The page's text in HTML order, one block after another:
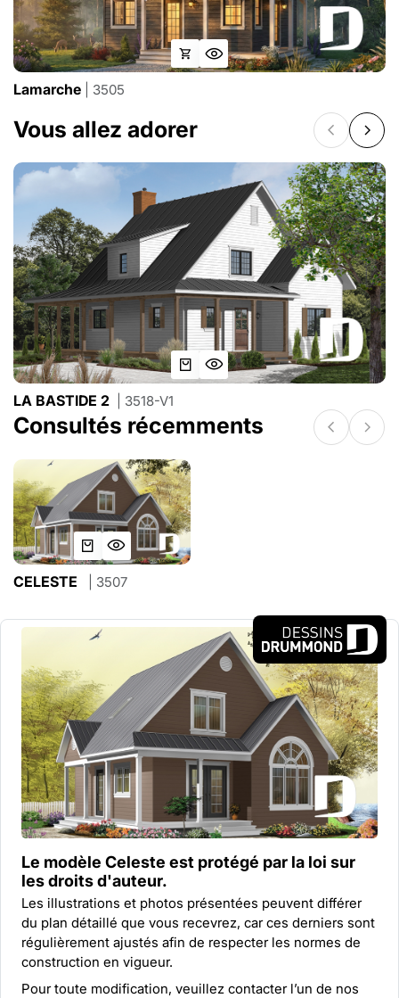
Lamarche | 3505
Vous allez adorer
LA BASTIDE 2 | 3518-V1
Consultés récemments
CELESTE | 3507
Le modèle Celeste est protégé par la loi sur
les droits d'auteur.
Les illustrations et photos présentées peuvent différer
du plan détaillé que vous recevrez, car ces derniers sont
régulièrement ajustés afin de respecter les normes de
construction en vigueur.
Pour toute modification, veuillez contacter l’un de nos